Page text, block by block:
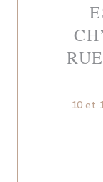
10 et